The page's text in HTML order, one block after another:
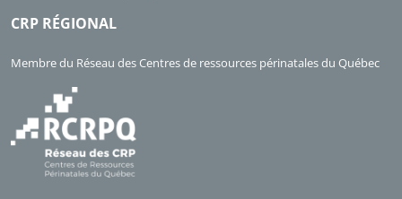
CRP RÉGIONAL
Membre du Réseau des Centres de ressources périnatales du Québec